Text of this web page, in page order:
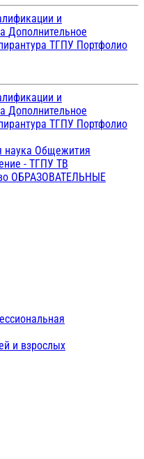
и
Дополнительное
ТГПУ Портфолио
и
Дополнительное
ТГПУ Портфолио
наука Общежития
- ТГПУ ТВ
ОБРАЗОВАТЕЛЬНЫЕ
и взрослых